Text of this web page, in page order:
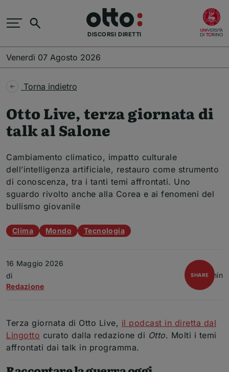
Salta al contenuto principale
DISCORSI DIRETTI
Venerdì 07 Agosto 2026
Torna indietro
Otto Live, terza giornata di
talk al Salone
Cambiamento climatico, impatto culturale
dell’intelligenza artificiale, restauro come strumento
di conoscenza, tra i tanti temi affrontati. Uno
sguardo rivolto anche alla Corea e ai fenomeni del
bullismo giovanile
Clima Mondo Tecnologia
16 Maggio 2026
Articolo
di
Redazione
4 min
open
SHARE
Terza giornata di Otto Live, il podcast in diretta dal
Lingotto curato dalla redazione di Otto. Molti i temi
affrontati dai talk in programma.